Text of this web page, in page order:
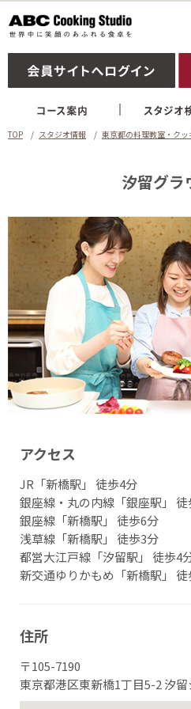
TOP スタジオ情報 東京都の料理教室・ク
汐留グラ
アクセス
JR「新橋駅」 徒歩4分
銀座線・丸の内線「銀座駅」 徒
銀座線「新橋駅」 徒歩6分
浅草線「新橋駅」 徒歩3分
都営大江戸線「汐留駅」 徒歩4
新交通ゆりかもめ「新橋駅」
住所
〒105-7190
東京都港区東新橋1丁目5-2 汐